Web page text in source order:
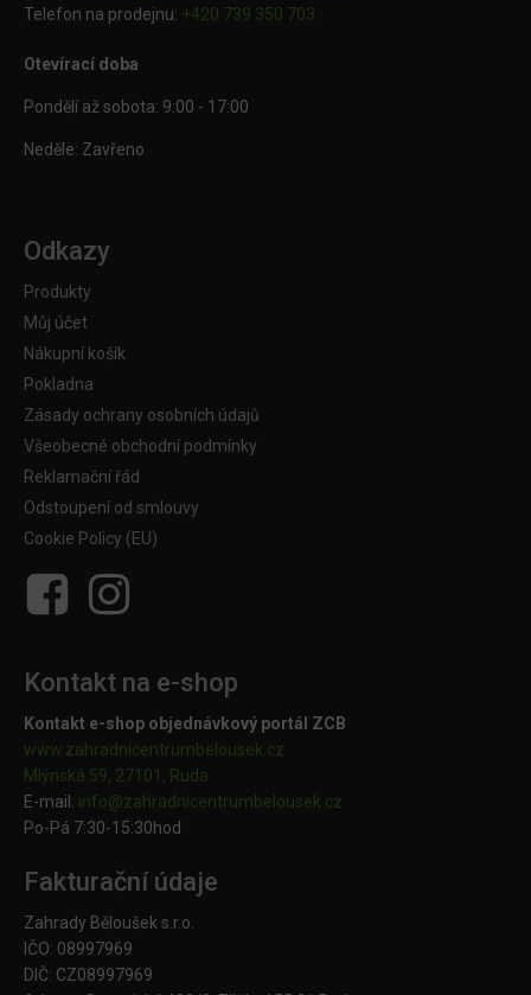
Telefon na prodejnu: +420 739 350 703
Otevírací doba
Pondělí až sobota: 9:00 - 17:00
Neděle: Zavřeno
Odkazy
Produkty
Můj účet
Nákupní košík
Pokladna
Zásady ochrany osobních údajů
Všeobecné obchodní podmínky
Reklamační řád
Odstoupení od smlouvy
Cookie Policy (EU)
Kontakt na e-shop
Kontakt e-shop objednávkový portál ZCB
www.zahradnicentrumbelousek.cz
Mlýnská 59, 27101, Ruda
E-mail: info@zahradnicentrumbelousek.cz
Po-Pá 7:30-15:30hod
Fakturační údaje
Zahrady Běloušek s.r.o.
IČO: 08997969
DIČ: CZ08997969